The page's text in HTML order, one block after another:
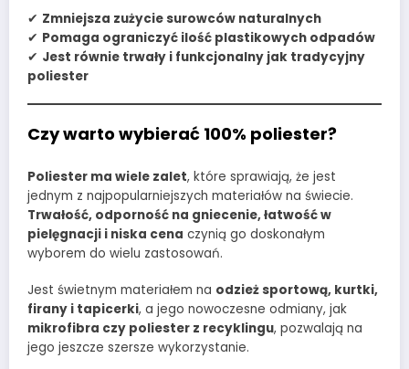
✔ Zmniejsza zużycie surowców naturalnych
✔ Pomaga ograniczyć ilość plastikowych odpadów
✔ Jest równie trwały i funkcjonalny jak tradycyjny
poliester
Czy warto wybierać 100% poliester?
Poliester ma wiele zalet, które sprawiają, że jest
jednym z najpopularniejszych materiałów na świecie.
Trwałość, odporność na gniecenie, łatwość w
pielęgnacji i niska cena czynią go doskonałym
wyborem do wielu zastosowań.
Jest świetnym materiałem na odzież sportową, kurtki,
firany i tapicerki, a jego nowoczesne odmiany, jak
mikrofibra czy poliester z recyklingu, pozwalają na
jego jeszcze szersze wykorzystanie.